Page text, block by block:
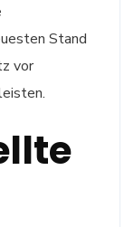
Stand
vor